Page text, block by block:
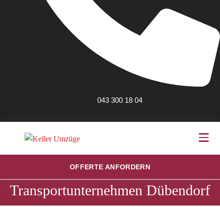
043 300 18 04
OFFERTE ANFORDERN
Transportunternehmen Dübendorf